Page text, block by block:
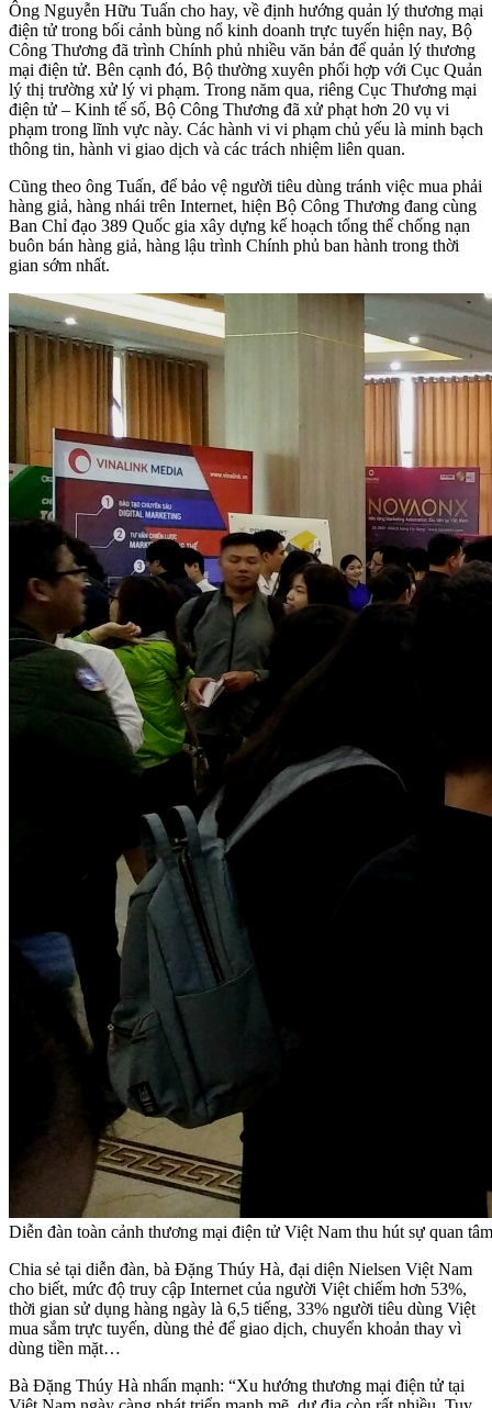
Ông Nguyễn Hữu Tuấn cho hay, về định hướng quản lý thương mại
điện tử trong bối cảnh bùng nổ kinh doanh trực tuyến hiện nay, Bộ
Công Thương đã trình Chính phủ nhiều văn bản để quản lý thương
mại điện tử. Bên cạnh đó, Bộ thường xuyên phối hợp với Cục Quản
lý thị trường xử lý vi phạm. Trong năm qua, riêng Cục Thương mại
điện tử – Kinh tế số, Bộ Công Thương đã xử phạt hơn 20 vụ vi
phạm trong lĩnh vực này. Các hành vi vi phạm chủ yếu là minh bạch
thông tin, hành vi giao dịch và các trách nhiệm liên quan.
Cũng theo ông Tuấn, để bảo vệ người tiêu dùng tránh việc mua phải
hàng giả, hàng nhái trên Internet, hiện Bộ Công Thương đang cùng
Ban Chỉ đạo 389 Quốc gia xây dựng kế hoạch tổng thể chống nạn
buôn bán hàng giả, hàng lậu trình Chính phủ ban hành trong thời
gian sớm nhất.
Diễn đàn toàn cảnh thương mại điện tử Việt Nam thu hút sự quan
Chia sẻ tại diễn đàn, bà Đặng Thúy Hà, đại diện Nielsen Việt Nam
cho biết, mức độ truy cập Internet của người Việt chiếm hơn 53%,
thời gian sử dụng hàng ngày là 6,5 tiếng, 33% người tiêu dùng Việt
mua sắm trực tuyến, dùng thẻ để giao dịch, chuyển khoản thay vì
dùng tiền mặt…
Bà Đặng Thúy Hà nhấn mạnh: “Xu hướng thương mại điện tử tại